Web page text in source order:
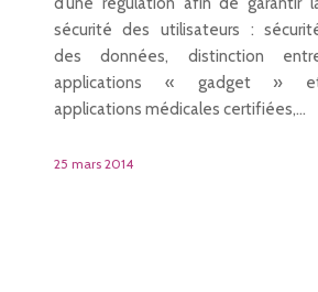
sécurité des utilisateurs :
des données, distinction
applications « gadget »
applications médicales certifiées,…
25 mars 2014